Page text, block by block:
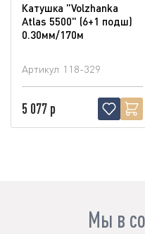
Катушка "Volzhanka
Atlas 5500" (6+1 подш)
0.30мм/170м
Артикул 118-329
5 077 р
Мы в